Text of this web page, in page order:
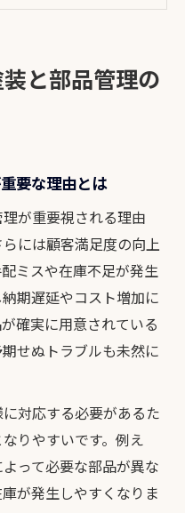
場の生産性を左右す
務の効率化を実現
効率化する業務フロ
役立つ部品管理の工
塗装と部品管理の連
装現場の無駄削減テ
と部品管理の
要な理由とは
が重要視される理由
には顧客満足度の向上
ミスや在庫不足が発生
期遅延やコスト増加に
確実に用意されている
せぬトラブルも未然に
対応する必要があるた
りやすいです。例え
って必要な部品が異な
が発生しやすくなりま